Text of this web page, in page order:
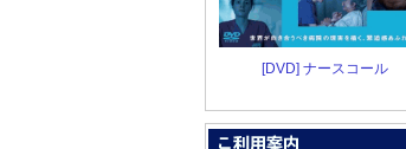
[DVD] ナースコール